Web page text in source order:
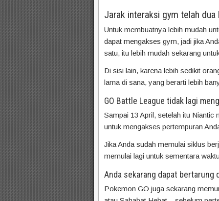
Jarak interaksi gym telah dua
Untuk membuatnya lebih mudah
dapat mengakses gym, jadi jika
satu, itu lebih mudah sekarang
Di sisi lain, karena lebih sedikit
lama di sana, yang berarti lebih
GO Battle League tidak lagi
Sampai 13 April, setelah itu Niantic
untuk mengakses pertempuran
Jika Anda sudah memulai siklus
memulai lagi untuk sementara
Anda sekarang dapat bertarung
Pokemon GO juga sekarang